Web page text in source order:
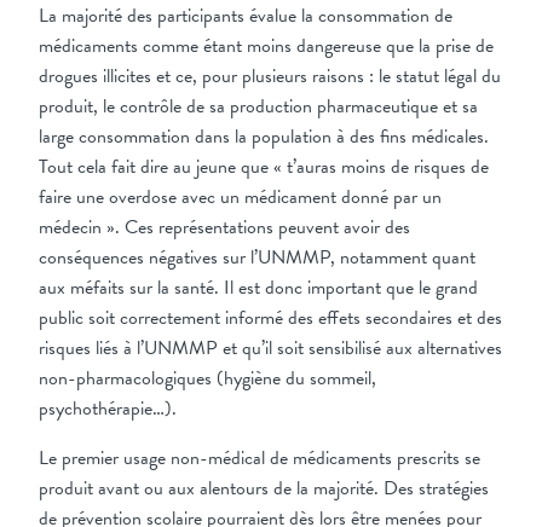
La majorité des participants évalue la consommation de
médicaments comme étant moins dangereuse que la prise de
drogues illicites et ce, pour plusieurs raisons : le statut légal du
produit, le contrôle de sa production pharmaceutique et sa
large consommation dans la population à des fins médicales.
Tout cela fait dire au jeune que « t’auras moins de risques de
faire une overdose avec un médicament donné par un
médecin ». Ces représentations peuvent avoir des
conséquences négatives sur l’UNMMP, notamment quant
aux méfaits sur la santé. Il est donc important que le grand
public soit correctement informé des effets secondaires et des
risques liés à l’UNMMP et qu’il soit sensibilisé aux alternatives
non-pharmacologiques (hygiène du sommeil,
psychothérapie…).
Le premier usage non-médical de médicaments prescrits se
produit avant ou aux alentours de la majorité. Des stratégies
de prévention scolaire pourraient dès lors être menées pour